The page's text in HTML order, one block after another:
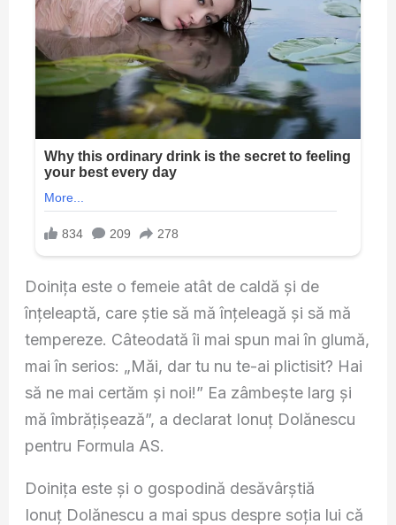
Doinița este o femeie atât de caldă și de
înțeleaptă, care știe să mă înțeleagă și să mă
tempereze. Câteodată îi mai spun mai în glumă,
mai în serios: „Măi, dar tu nu te-ai plictisit? Hai
să ne mai certăm și noi!” Ea zâmbește larg și
mă îmbrățișează”, a declarat Ionuț Dolănescu
pentru Formula AS.
Doinița este și o gospodină desăvârștiă
Ionuț Dolănescu a mai spus despre soția lui că